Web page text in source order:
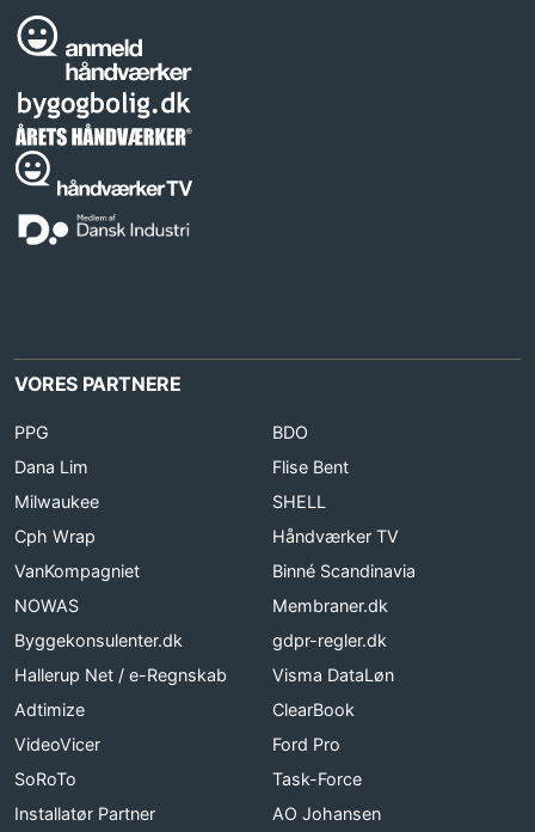
VORES PARTNERE
PPG
BDO
Dana Lim
Flise Bent
Milwaukee
SHELL
Cph Wrap
Håndværker TV
VanKompagniet
Binné Scandinavia
NOWAS
Membraner.dk
Byggekonsulenter.dk
gdpr-regler.dk
Hallerup Net / e-Regnskab
Visma DataLøn
Adtimize
ClearBook
VideoVicer
Ford Pro
SoRoTo
Task-Force
Installatør Partner
AO Johansen